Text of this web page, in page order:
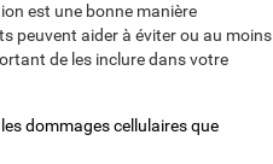
est une bonne manière
peuvent aider à éviter ou au moins
de les inclure dans votre
dommages cellulaires que